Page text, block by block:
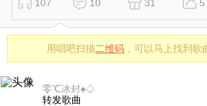
107 10 31 5
用唱吧扫描二维码 ，可以马上找到
零℃冰封♠♤
转发歌曲